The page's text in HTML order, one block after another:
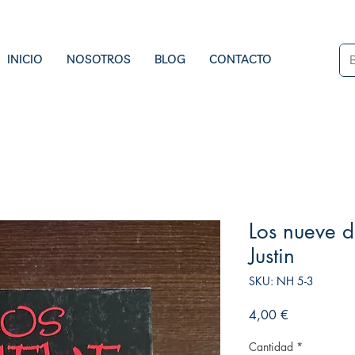
INICIO NOSOTROS BLOG CONTACTO
Los nueve
Justin
SKU: NH 5-3
4,00 €
Cantidad *